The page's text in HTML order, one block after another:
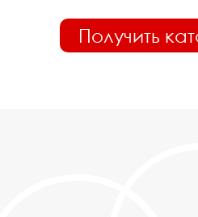
Получить